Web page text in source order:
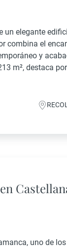
un elegante
combina el
y
m², destaca
uno de